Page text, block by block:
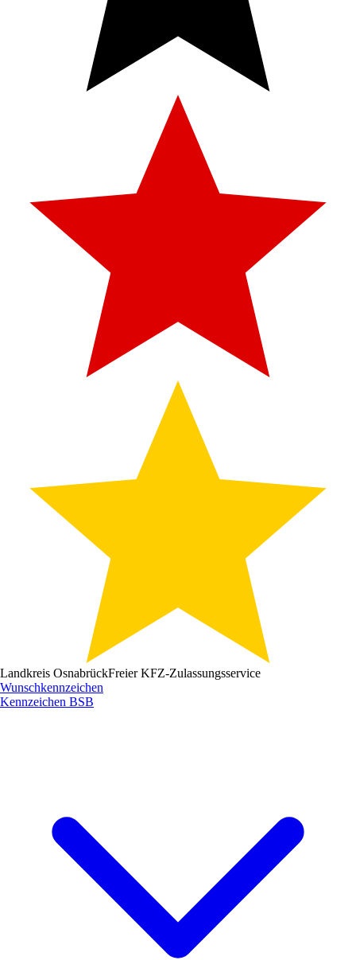
Landkreis OsnabrückFreier KFZ-Zulassungsservice
Wunschkennzeichen
Kennzeichen BSB